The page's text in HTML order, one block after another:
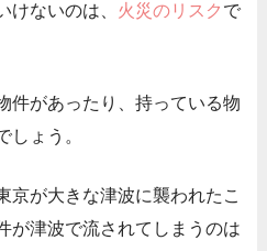
けないのは、 火災のリスク で
件があったり、持っている物
しょう。
京が大きな津波に襲われたこ
が津波で流されてしまうのは